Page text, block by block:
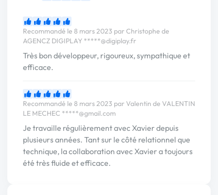
Recommandé le 8 mars 2023 par Christophe de
AGENCZ DIGIPLAY *****@digiplay.fr
Très bon développeur, rigoureux, sympathique et
efficace.
Recommandé le 8 mars 2023 par Valentin de VALENTIN
LE MECHEC *****@gmail.com
Je travaille régulièrement avec Xavier depuis
plusieurs années. Tant sur le côté relationnel que
technique, la collaboration avec Xavier a toujours
été très fluide et efficace.